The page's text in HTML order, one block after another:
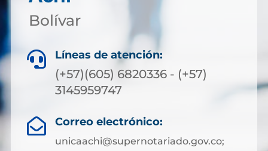
Bolívar
 Líneas de atención:
(+57)(605) 6820336 - (+57)
3145959747
 Correo electrónico:
unicaachi@supernotariado.gov.co;